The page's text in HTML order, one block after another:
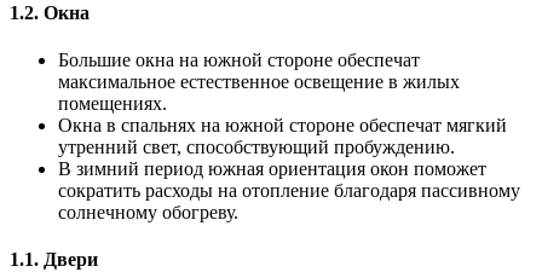
1.2. Окна
Большие окна на южной стороне обеспечат
максимальное естественное освещение в жилых
помещениях.
Окна в спальнях на южной стороне обеспечат мягкий
утренний свет, способствующий пробуждению.
В зимний период южная ориентация окон поможет
сократить расходы на отопление благодаря пассивному
солнечному обогреву.
1.1. Двери